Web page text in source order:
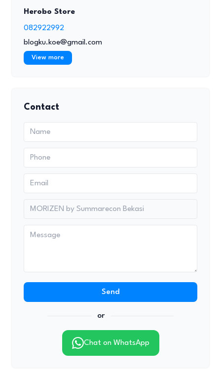
Herobo Store
082922992
blogku.koe@gmail.com
View more
Contact
Send
or
Chat on WhatsApp